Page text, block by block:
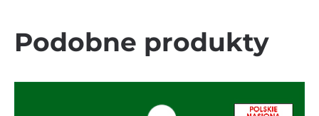
Podobne produkty